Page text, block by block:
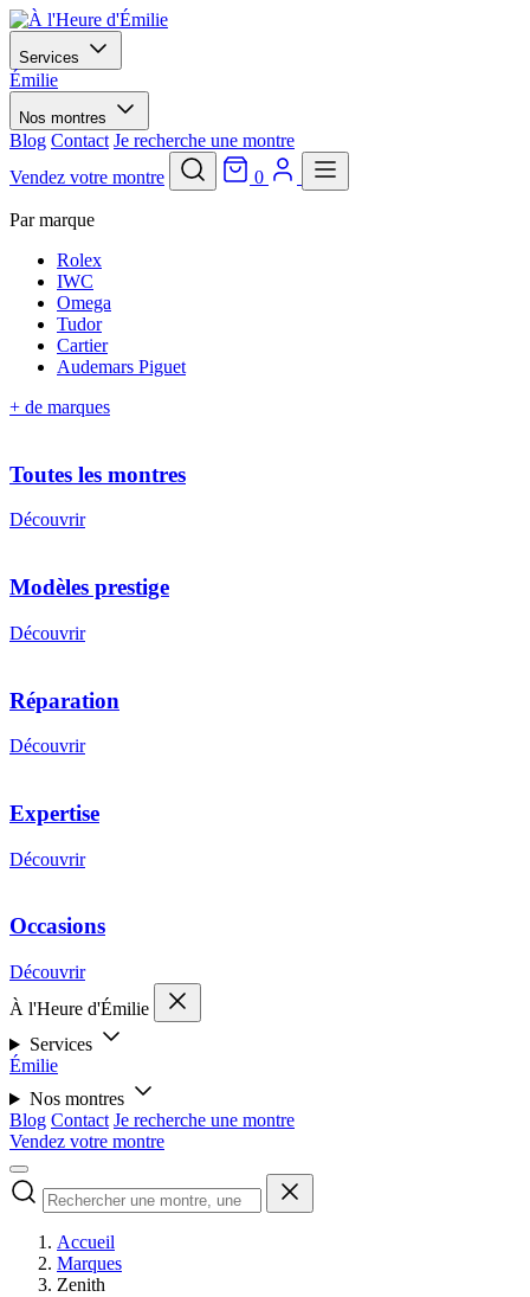
Services
Émilie
Nos montres
Blog Contact Je recherche une montre
Vendez votre montre
0
Par marque
Rolex
IWC
Omega
Tudor
Cartier
Audemars Piguet
+ de marques
Toutes les montres
Découvrir
Modèles prestige
Découvrir
Réparation
Découvrir
Expertise
Découvrir
Occasions
Découvrir
À l'Heure d'Émilie
Services
Émilie
Nos montres
Blog Contact Je recherche une montre
Vendez votre montre
Accueil
Marques
Zenith